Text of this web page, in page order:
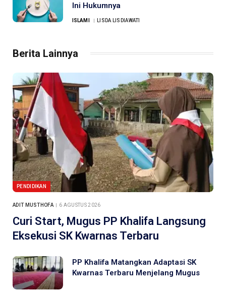
Ini Hukumnya
ISLAMI LISDA LISDIAWATI
Berita Lainnya
PENDIDIKAN
ADIT MUSTHOFA 6 AGUSTUS 2026
Curi Start, Mugus PP Khalifa Langsung
Eksekusi SK Kwarnas Terbaru
PP Khalifa Matangkan Adaptasi SK
Kwarnas Terbaru Menjelang Mugus